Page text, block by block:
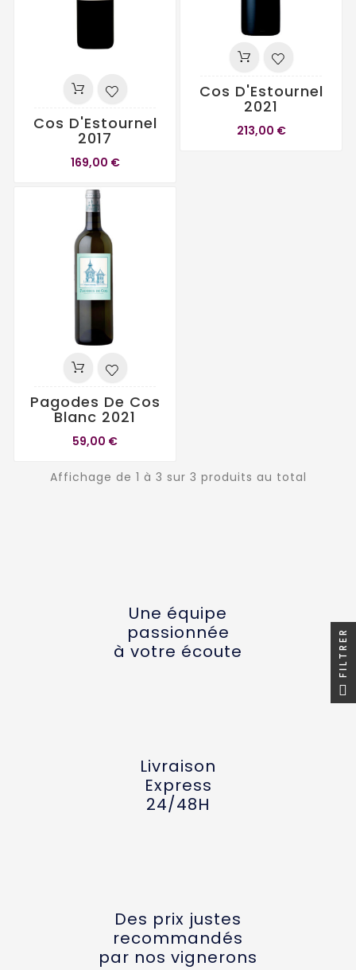
Cos D'Estournel
2017
169,00 €
Cos D'Estournel
2021
213,00 €
Pagodes De Cos
Blanc 2021
59,00 €
Affichage de 1 à 3 sur 3 produits au total
Une équipe
passionnée
à votre écoute
Livraison
Express
24/48H
Des prix justes
recommandés
par nos vignerons
FILTRER